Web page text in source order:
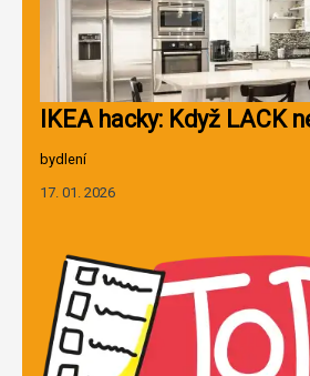
IKEA hacky: Když LACK
bydlení
17. 01. 2026